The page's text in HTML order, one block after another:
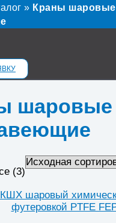
» Краны шаровые
шаровые
(3)